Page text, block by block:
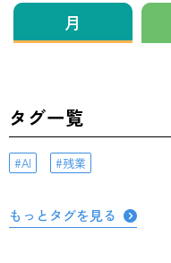
月
タグ一覧
AI 残業
もっとタグを見る